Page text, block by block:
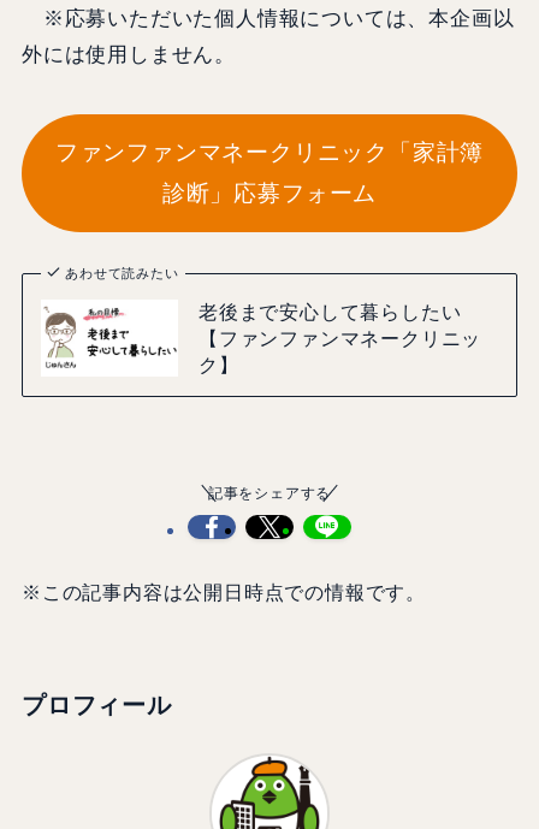
※応募いただいた個人情報については、本企画以
外には使用しません。
ファンファンマネークリニック「家計簿
診断」応募フォーム
あわせて読みたい
老後まで安心して暮らしたい
【ファンファンマネークリニッ
ク】
記事をシェアする
※この記事内容は公開日時点での情報です。
プロフィール